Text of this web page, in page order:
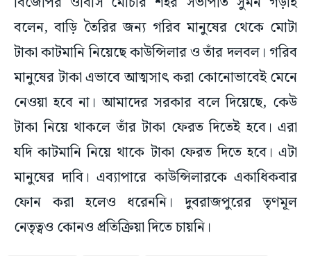
বলেন, বাড়ি তৈরির জন্য গরিব মানুষের থেকে মোটা
টাকা কাটমানি নিয়েছে কাউন্সিলার ও তাঁর দলবল। গরিব
মানুষের টাকা এভাবে আত্মসাৎ করা কোনোভাবেই মেনে
নেওয়া হবে না। আমাদের সরকার বলে দিয়েছে, কেউ
টাকা নিয়ে থাকলে তাঁর টাকা ফেরত দিতেই হবে। এরা
যদি কাটমানি নিয়ে থাকে টাকা ফেরত দিতে হবে। এটা
মানুষের দাবি। এব্যাপারে কাউন্সিলারকে একাধিকবার
ফোন করা হলেও ধরেননি। দুবরাজপুরের তৃণমূল
নেতৃত্বও কোনও প্রতিক্রিয়া দিতে চায়নি।